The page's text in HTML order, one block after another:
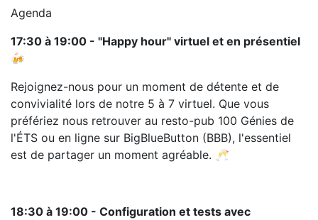
Agenda
17:30 à 19:00 - "Happy hour" virtuel et en présentiel
🍻
Rejoignez-nous pour un moment de détente et de
convivialité lors de notre 5 à 7 virtuel. Que vous
préfériez nous retrouver au resto-pub 100 Génies de
l'ÉTS ou en ligne sur BigBlueButton (BBB), l'essentiel
est de partager un moment agréable. 🥂
18:30 à 19:00 - Configuration et tests avec